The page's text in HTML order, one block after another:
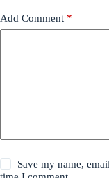
Add Comment *
Save my name,